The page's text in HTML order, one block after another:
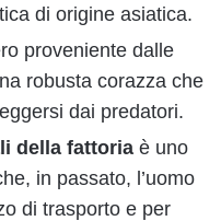
di origine asiatica.
proveniente dalle
robusta corazza che
dai predatori.
della fattoria è uno
in passato, l’uomo
di trasporto e per